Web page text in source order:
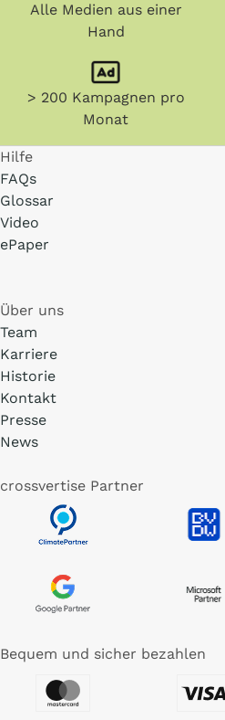
Alle Medien aus einer
Hand
> 200 Kampagnen pro
Monat
Hilfe
FAQs
Glossar
Video
ePaper
Über uns
Team
Karriere
Historie
Kontakt
Presse
News
crossvertise Partner
Bequem und sicher bezahlen